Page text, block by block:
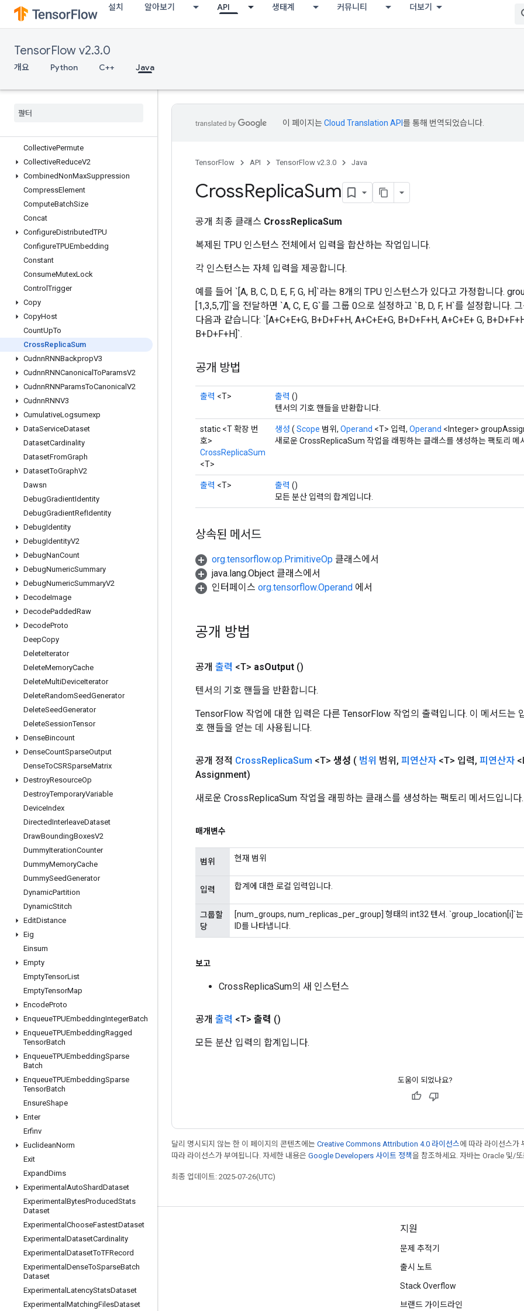
설치 알아보기 API 생태계 커뮤니티 더보기
TensorFlow v2.3.0
개요 Python C++ Java
CSRSparseMatrixToDense
CSRSparseMatrixToSparseTensor
CSVDatasetV2
CTCLossV2
CheckNumericsV2
Clip
CollectivePermute
CollectiveReduceV2
CombinedNonMaxSuppression
CompressElement
ComputeBatchSize
Concat
ConfigureDistributedTPU
ConfigureTPUEmbedding
Constant
ConsumeMutexLock
ControlTrigger
Copy
CopyHost
CountUpTo
CrossReplicaSum
CudnnRNNBackpropV3
CudnnRNNCanonicalToParamsV2
CudnnRNNParamsToCanonical V2
CudnnRNNV3
CumulativeLogsumexp
DataServiceDataset
DatasetCardinality
DatasetFromGraph
DatasetToGraphV2
Dawsn
DebugGradientIdentity
DebugGradientRefIdentity
DebugIdentity
DebugIdentityV2
DebugNanCount
DebugNumericSummary
DebugNumericSummaryV2
DecodeImage
DecodePaddedRaw
DecodeProto
DeepCopy
DeleteIterator
DeleteMemoryCache
DeleteMultiDeviceIterator
DeleteRandomSeedGenerator
DeleteSeedGenerator
DeleteSessionTensor
DenseBincount
DenseCountSparseOutput
DenseToCSRSparseMatrix
DestroyResourceOp
DestroyTemporaryVariable
DeviceIndex
DirectedInterleaveDataset
DrawBoundingBoxesV2
DummyIterationCounter
DummyMemoryCache
DummySeedGenerator
DynamicPartition
DynamicStitch
EditDistance
Eig
Einsum
Empty
EmptyTensorList
EmptyTensorMap
EncodeProto
EnqueueTPUEmbeddingIntegerBatch
EnqueueTPUEmbeddingRagged
TensorBatch
EnqueueTPUEmbeddingSparse
Batch
EnqueueTPUEmbeddingSparse
TensorBatch
EnsureShape
Enter
Erfinv
EuclideanNorm
Exit
ExpandDims
Experimental AutoShardDataset
Experimental BytesProducedStats
Dataset
Experimental ChooseFastestDataset
Experimental DatasetCardinality
Experimental DatasetToTFRecord
Experimental DenseToSparseBatch
Dataset
Experimental LatencyStatsDataset
Experimental MatchingFilesDataset
이 페이지는Cloud Translation API 를 통해 번역되었습니다.
TensorFlow API TensorFlow v2.3.0 Java
CrossReplicaSum
공개 최종 클래스 CrossReplicaSum
복제된 TPU 인스턴스 전체에서 입력을 합산하는 작업입니다.
각 인스턴스는 자체 입력을 제공합니다.
예를 들어 `[A, B, C, D, E, F, G, H]`라는 8개의 TPU 인스턴스가 있다고 가정합니다.
[1,3,5,7]]`을 전달하면 `A, C, E, G`를 그룹 0으로 설정하고 `B, D, F, H`를 설정합니다.
다음과 같습니다: `[A+C+E+G, B+D+F+H, A+C+E+G, B+D+F+H, A+C+E+ G,
B+D+F+H]`.
공개 방법
출력 <T> 출력 ()
텐서의 기호 핸들을 반환합니다.
static <T 확장 번
호>
CrossReplicaSum
<T>
생성 ( Scope 범위, Operand <T> 입력, Operand <Integer>
새로운 CrossReplicaSum 작업을 래핑하는 클래스를 생성하는 팩토리 메
출력 <T> 출력 ()
모든 분산 입력의 합계입니다.
상속된 메서드
org.tensorflow.op.PrimitiveOp 클래스에서
java.lang.Object 클래스에서
인터페이스 org.tensorflow.Operand 에서
공개 방법
공개 출력 <T> asOutput ()
텐서의 기호 핸들을 반환합니다.
TensorFlow 작업에 대한 입력은 다른 TensorFlow 작업의 출력입니다. 이 메서드는
호 핸들을 얻는 데 사용됩니다.
공개 정적 CrossReplicaSum <T> 생성 ( 범위 범위 , 피연산자 <T> 입력, 피연산자
Assignment)
새로운 CrossReplicaSum 작업을 래핑하는 클래스를 생성하는 팩토리 메서드입니다.
매개변수
범위 현재 범위
입력 합계에 대한 로컬 입력입니다.
그룹할
당
[num_groups, num_replicas_per_group] 형태의 int32 텐서. `group_location[i]`는
ID를 나타냅니다.
보고
CrossReplicaSum의 새 인스턴스
공개 출력 <T> 출력 ()
모든 분산 입력의 합계입니다.
도움이 되었나요?
달리 명시되지 않는 한 이 페이지의 콘텐츠에는 Creative Commons Attribution 4.0 라이선스에 따라 라이선스가
따라 라이선스가 부여됩니다. 자세한 내용은 Google Developers 사이트 정책을 참조하세요. 자바는 Oracle 및/
최종 업데이트: 2025-07-26(UTC)
최신 소식 확인하기
블로그
포럼
GitHub
Twitter
지원
문제 추적기
출시 노트
Stack Overflow
브랜드 가이드라인